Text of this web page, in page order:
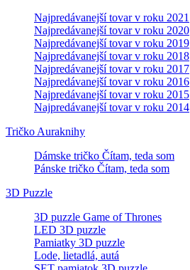
Najpredávanejší tovar v roku 2021
Najpredávanejší tovar v roku 2020
Najpredávanejší tovar v roku 2019
Najpredávanejší tovar v roku 2018
Najpredávanejší tovar v roku 2017
Najpredávanejší tovar v roku 2016
Najpredávanejší tovar v roku 2015
Najpredávanejší tovar v roku 2014
Tričko Auraknihy
Dámske tričko Čítam, teda som
Pánske tričko Čítam, teda som
3D Puzzle
3D puzzle Game of Thrones
LED 3D puzzle
Pamiatky 3D puzzle
Lode, lietadlá, autá